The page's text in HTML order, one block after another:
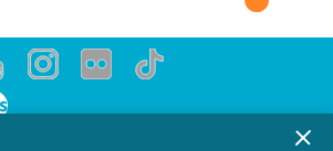
Instagram
Flick TikTok